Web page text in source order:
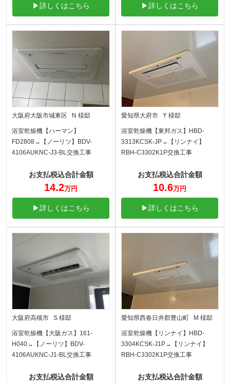
▶詳しくはこちら ▶詳しくはこちら
大阪府大阪市城東区 N 様邸
浴室乾燥機【ハーマン】
FD2808→【ノーリツ】BDV-
4106AUKNC-J3-BL交換工事
お支払税込合計金額
14.2万円
▶詳しくはこちら
愛知県大府市 Y 様邸
浴室乾燥機【東邦ガス】HBD-
3313KCSK-JP→【リンナイ】
RBH-C3302K1P交換工事
お支払税込合計金額
10.6万円
▶詳しくはこちら
大阪府高槻市 S 様邸
浴室乾燥機【大阪ガス】161-
H040→【ノーリツ】BDV-
4106AUKNC-J1-BL交換工事
お支払税込合計金額
愛知県西春日井郡豊山町 M 様邸
浴室乾燥機【リンナイ】HBD-
3304KCSK-J1P→【リンナイ】
RBH-C3302K1P交換工事
お支払税込合計金額